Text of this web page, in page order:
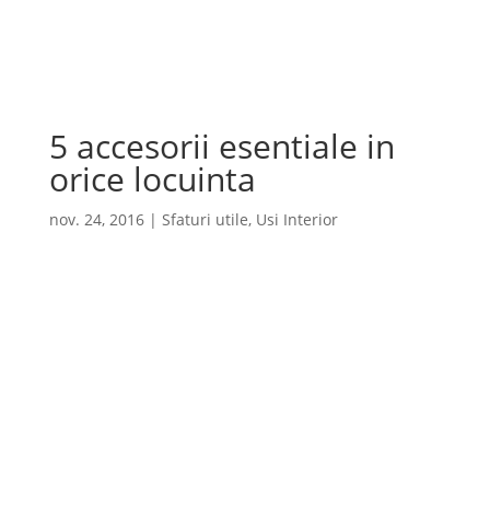
5 accesorii esentiale in
orice locuinta
nov. 24, 2016| Sfaturi utile, Usi Interior